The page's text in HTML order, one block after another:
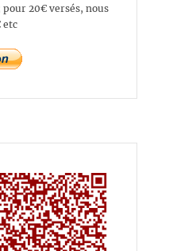
pour 20€ versés, nous
etc